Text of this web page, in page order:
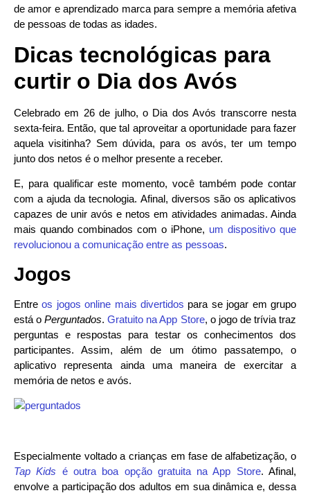
de amor e aprendizado marca para sempre a memória afetiva
de pessoas de todas as idades.
Dicas tecnológicas para
curtir o Dia dos Avós
Celebrado em 26 de julho, o Dia dos Avós transcorre nesta
sexta-feira. Então, que tal aproveitar a oportunidade para fazer
aquela visitinha? Sem dúvida, para os avós, ter um tempo
junto dos netos é o melhor presente a receber.
E, para qualificar este momento, você também pode contar
com a ajuda da tecnologia. Afinal, diversos são os aplicativos
capazes de unir avós e netos em atividades animadas. Ainda
mais quando combinados com o iPhone, um dispositivo que
revolucionou a comunicação entre as pessoas.
Jogos
Entreos jogos online mais divertidos para se jogar em grupo
está oPerguntados.Gratuito na App Store, o jogo de trívia traz
perguntas e respostas para testar os conhecimentos dos
participantes. Assim, além de um ótimo passatempo, o
aplicativo representa ainda uma maneira de exercitar a
memória de netos e avós.
Especialmente voltado a crianças em fase de alfabetização, o
Tap Kids é outra boa opção gratuita na App Store. Afinal,
envolve a participação dos adultos em sua dinâmica e, dessa